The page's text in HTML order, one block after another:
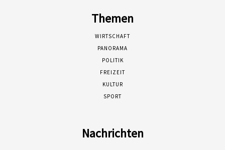
Themen
WIRTSCHAFT
PANORAMA
POLITIK
FREIZEIT
KULTUR
SPORT
Nachrichten